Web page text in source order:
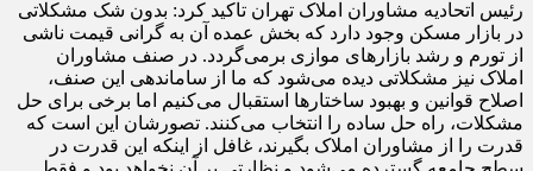
رئیس اتحادیه مشاوران املاک تهران تاکید کرد: بدون شک مشکلاتی
در بازار مسکن وجود دارد که بخش عمده آن به گرانی قیمت ناشی
از تورم و رشد بازارهای موازی برمی‌گردد. در صنف مشاوران
املاک نیز مشکلاتی دیده می‌شود که ما از ساماندهی این صنف،
اصلاح قوانین و بهبود ساختارها استقبال می‌کنیم اما برخی برای حل
مشکلات، راه حل ساده را انتخاب می‌کنند. تصورشان این است که
قدرت را از مشاوران املاک بگیرند، غافل از اینکه این قدرت در